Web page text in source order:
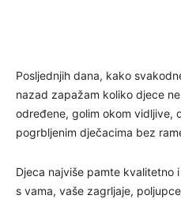
Posljednjih dana, kako
nazad zapažam koliko djece
određene, golim okom vidljive,
pogrbljenim dječacima bez
Djeca najviše pamte kvalitetno
s vama, vaše zagrljaje,